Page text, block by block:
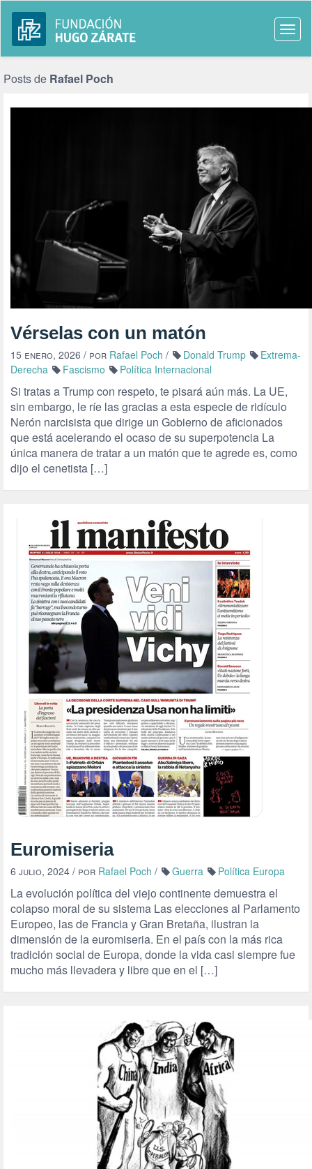
Posts de Rafael Poch
Vérselas con un matón
15 enero, 2026 / por Rafael Poch / Donald Trump
Extrema-
Derecha
Fascismo Política Internacional
Si tratas a Trump con respeto, te pisará aún más. La UE,
sin embargo, le ríe las gracias a esta especie de ridículo
Nerón narcisista que dirige un Gobierno de aficionados
que está acelerando el ocaso de su superpotencia La
única manera de tratar a un matón que te agrede es, como
dijo el cenetista […]
Euromiseria
6 julio, 2024 / por Rafael Poch / Guerra Política Europa
La evolución política del viejo continente demuestra el
colapso moral de su sistema Las elecciones al Parlamento
Europeo, las de Francia y Gran Bretaña, ilustran la
dimensión de la euromiseria. En el país con la más rica
tradición social de Europa, donde la vida casi siempre fue
mucho más llevadera y libre que en el […]